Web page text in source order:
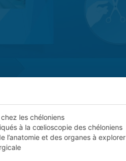
les chéloniens
à la cœlioscopie des chéloniens
l’anatomie et des organes à explorer